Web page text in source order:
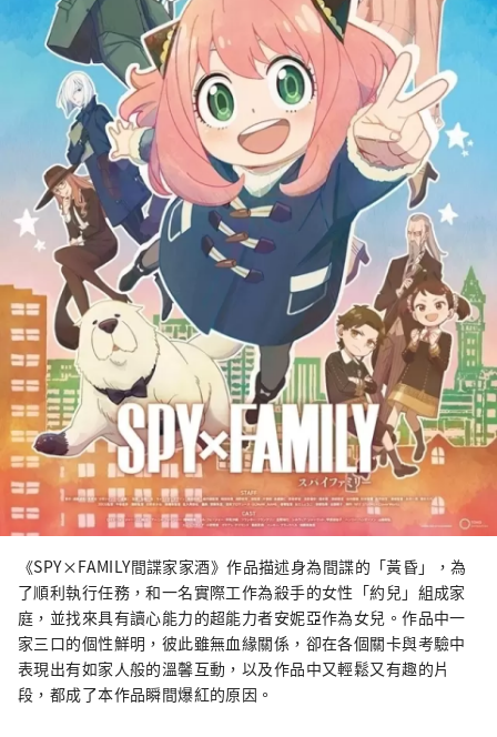
《SPY×FAMILY間諜家家酒》作品描述身為間諜的「黃昏」，為
了順利執行任務，和一名實際工作為殺手的女性「約兒」組成家
庭，並找來具有讀心能力的超能力者安妮亞作為女兒。作品中一
家三口的個性鮮明，彼此雖無血緣關係，卻在各個關卡與考驗中
表現出有如家人般的溫馨互動，以及作品中又輕鬆又有趣的片
段，都成了本作品瞬間爆紅的原因。